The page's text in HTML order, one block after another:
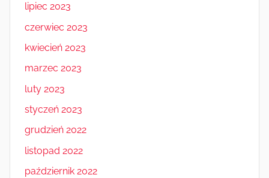
lipiec 2023
czerwiec 2023
kwiecień 2023
marzec 2023
luty 2023
styczeń 2023
grudzień 2022
listopad 2022
październik 2022